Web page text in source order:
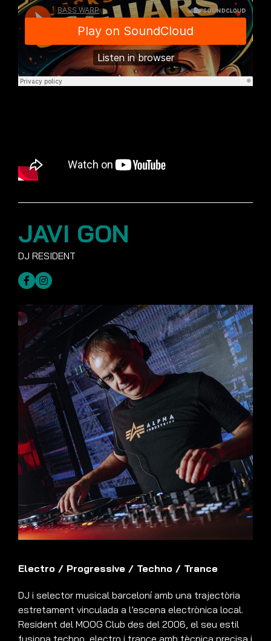
JAVI GON
Electro / Progressive / Techno / Trance
DJ i selector musical barceloní amb una trajectòria
estretament vinculada a l’escena electrònica local.
Resident del MOOG Club des del 2006, el seu estil
fusiona techno, electro i trance amb tècnica precisa i